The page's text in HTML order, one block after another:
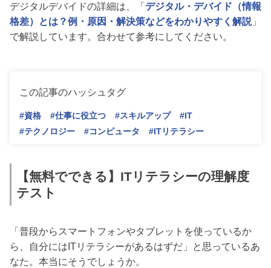
デジタルデバイドの詳細は、「 デジタル・デバイド（情報
格差）とは？例・原因・解決策などをわかりやすく解説」
で解説しています。合わせて参考にしてください。
この記事のハッシュタグ
#資格 #仕事に役立つ #スキルアップ
#IT
#テクノロジー
#コンピュータ #ITリテラシー
【無料でできる】ITリテラシーの理解度
テスト
「普段からスマートフォンやタブレットを使っているか
ら、自分にはITリテラシーがあるはずだ」と思っているあ
なた。本当にそうでしょうか。